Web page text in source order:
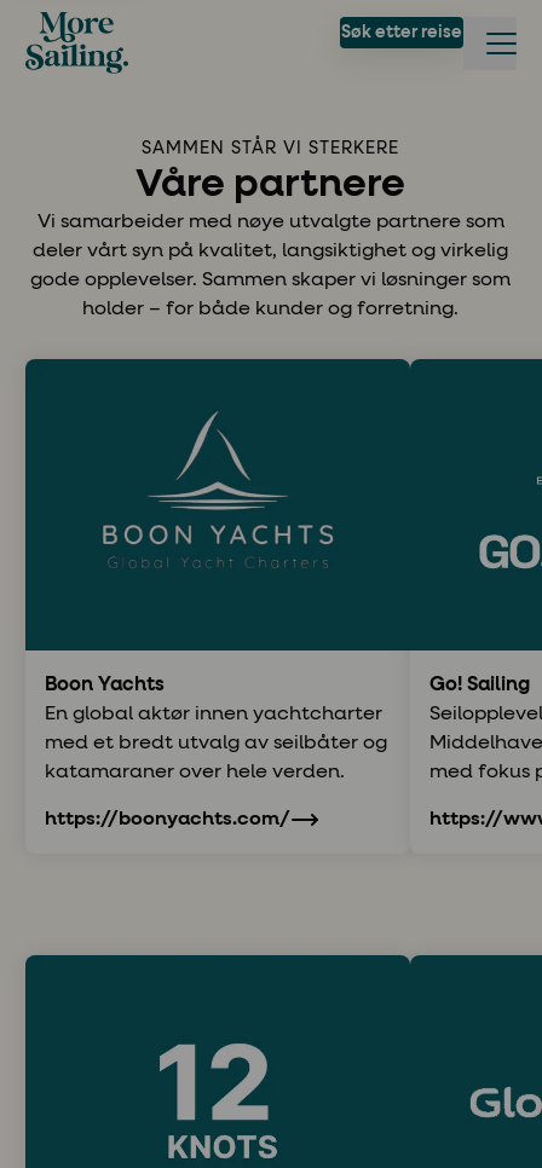
Søk etter reise
SAMMEN STÅR VI STERKERE
Våre partnere
Vi samarbeider med nøye utvalgte partnere som
deler vårt syn på kvalitet, langsiktighet og virkelig
gode opplevelser. Sammen skaper vi løsninger som
holder – for både kunder og forretning.
Boon Yachts
En global aktør innen yachtcharter
med et bredt utvalg av seilbåter og
katamaraner over hele verden.
https://boonyachts.com/
Go! Sailing
med fokus
opplevelser.
https://